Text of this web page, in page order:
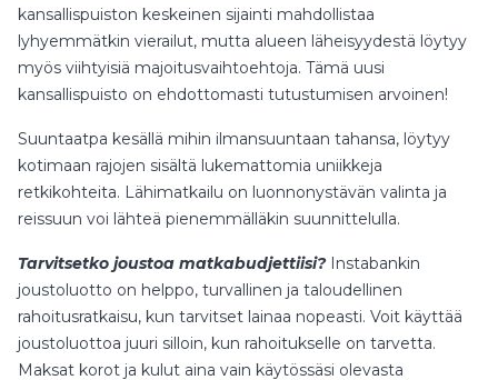
kansallispuiston keskeinen sijainti mahdollistaa
lyhyemmätkin vierailut, mutta alueen läheisyydestä löytyy
myös viihtyisiä majoitusvaihtoehtoja. Tämä uusi
kansallispuisto on ehdottomasti tutustumisen arvoinen!
Suuntaatpa kesällä mihin ilmansuuntaan tahansa, löytyy
kotimaan rajojen sisältä lukemattomia uniikkeja
retkikohteita. Lähimatkailu on luonnonystävän valinta ja
reissuun voi lähteä pienemmälläkin suunnittelulla.
Tarvitsetko joustoa matkabudjettiisi?Instabankin
joustoluotto on helppo, turvallinen ja taloudellinen
rahoitusratkaisu, kun tarvitset lainaa nopeasti. Voit käyttää
joustoluottoa juuri silloin, kun rahoitukselle on tarvetta.
Maksat korot ja kulut aina vain käytössäsi olevasta